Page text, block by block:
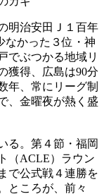
明治安田Ｊ１百年
なかった３位・神
でぶつかる地域リ
獲得、広島は90分
年、常にリーグ制
、金曜夜が熱く盛
る。第４節・福岡
（ACLE）ラウン
で公式戦４連勝を
ところが、前々